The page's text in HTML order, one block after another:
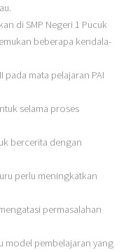
di SMP Negeri 1 Pucuk
beberapa kendala-
pada mata pelajaran PAI
selama proses
bercerita dengan
perlu meningkatkan
permasalahan
model pembelajaran yang